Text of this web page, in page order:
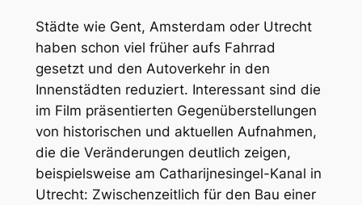
Städte wie Gent, Amsterdam oder Utrecht
haben schon viel früher aufs Fahrrad
gesetzt und den Autoverkehr in den
Innenstädten reduziert. Interessant sind die
im Film präsentierten Gegenüberstellungen
von historischen und aktuellen Aufnahmen,
die die Veränderungen deutlich zeigen,
beispielsweise am Catharijnesingel-Kanal in
Utrecht: Zwischenzeitlich für den Bau einer